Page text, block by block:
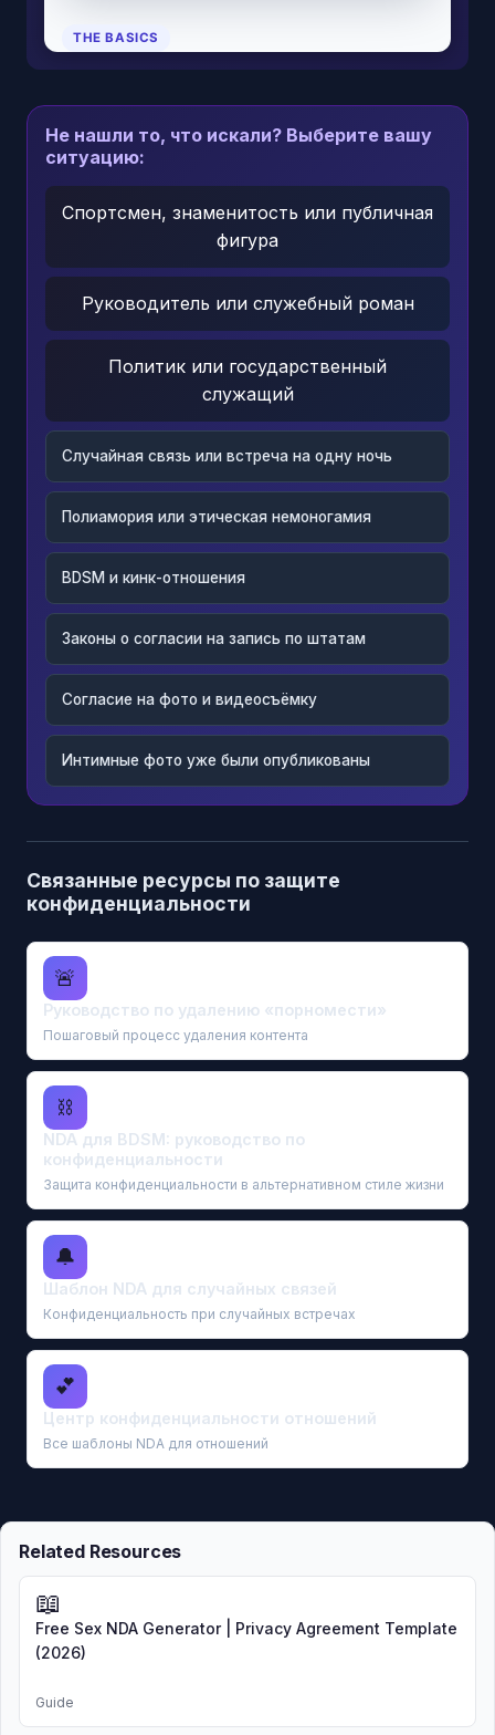
Не нашли то, что искали? Выберите вашу
ситуацию:
Спортсмен, знаменитость или публичная
фигура
Руководитель или служебный роман
Политик или государственный
служащий
Случайная связь или встреча на одну ночь
Полиамория или этическая немоногамия
BDSM и кинк-отношения
Законы о согласии на запись по штатам
Согласие на фото и видеосъёмку
Интимные фото уже были опубликованы
Связанные ресурсы по защите
конфиденциальности
🚨
Руководство по удалению «порномести»
Пошаговый процесс удаления контента
⛓
NDA для BDSM: руководство по
конфиденциальности
Защита конфиденциальности в альтернативном стиле жизни
🔔
Шаблон NDA для случайных связей
Конфиденциальность при случайных встречах
💕
Центр конфиденциальности отношений
Все шаблоны NDA для отношений
Related Resources
📖
Free Sex NDA Generator | Privacy Agreement Template
(2026)
Guide